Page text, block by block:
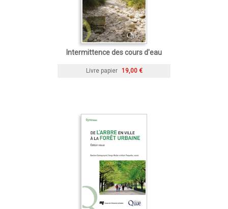
Intermittence des cours d'eau
Livre papier 19,00 €